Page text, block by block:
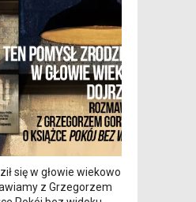
się w głowie wiekowo
z Grzegorzem